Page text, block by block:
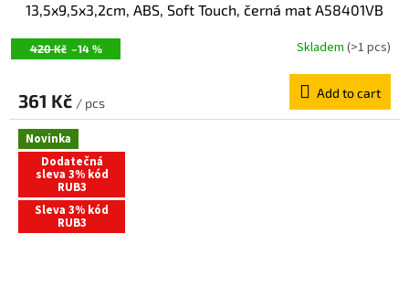
420 Kč –14 %
13,5x9,5x3,2cm, ABS, Soft Touch, černá mat A58401VB
Skladem (>1 pcs)
361 Kč / pcs
Add to cart
Novinka
Dodatečná
sleva 3% kód
RUB3
Sleva 3% kód
RUB3